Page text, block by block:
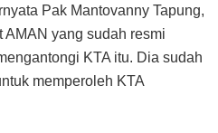
Pak Mantovanny Tapung,
AMAN yang sudah resmi
KTA itu. Dia sudah
memperoleh KTA